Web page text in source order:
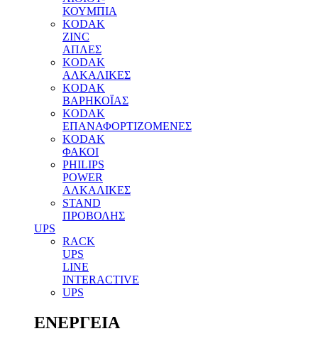
ΚΟΥΜΠΙΑ
KODAK
ZINC
ΑΠΛΕΣ
KODAK
ΑΛΚΑΛΙΚΕΣ
KODAK
ΒΑΡΗΚΟΪΑΣ
KODAK
ΕΠΑΝΑΦΟΡΤΙΖΟΜΕΝΕΣ
KODAK
ΦΑΚΟΙ
PHILIPS
POWER
ΑΛΚΑΛΙΚΕΣ
STAND
ΠΡΟΒΟΛΗΣ
UPS
RACK
UPS
LINE
INTERACTIVE
UPS
ΕΝΕΡΓΕΙΑ